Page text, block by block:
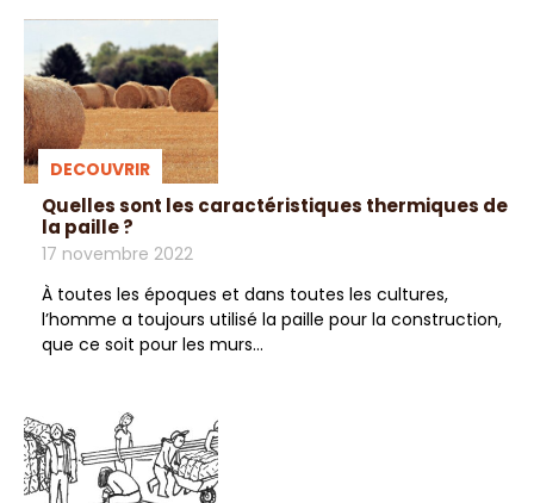
DECOUVRIR
Quelles sont les caractéristiques thermiques de
la paille ?
17 novembre 2022
À toutes les époques et dans toutes les cultures,
l’homme a toujours utilisé la paille pour la construction,
que ce soit pour les murs...